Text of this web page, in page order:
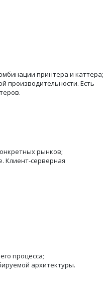
принтера и каттера;
производительности. Есть
рынков;
Клиент-серверная
процесса;
архитектуры.